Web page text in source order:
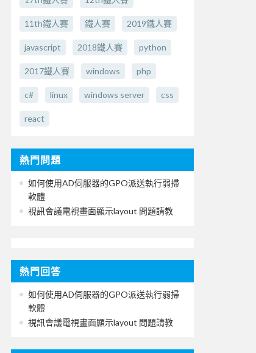
11th鐵人賽 鐵人賽 2019鐵人賽
javascript 2018鐵人賽 python
2017鐵人賽 windows php
c# linux windows server css
react
熱門問題
如何使用AD伺服器的GPO派送執行弱掃
軟體
視訊會議電視畫面顯示layout 問題請教
熱門回答
如何使用AD伺服器的GPO派送執行弱掃
軟體
視訊會議電視畫面顯示layout 問題請教